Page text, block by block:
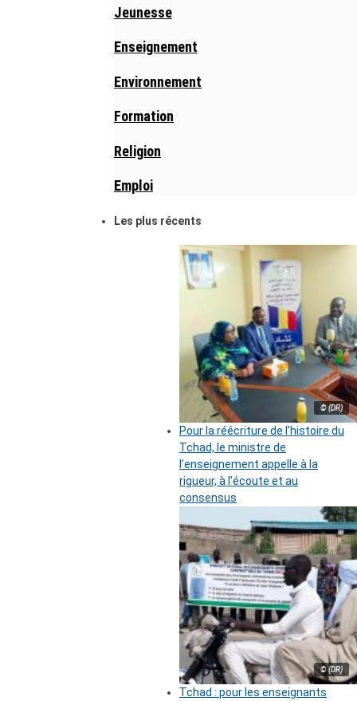
Jeunesse
Enseignement
Environnement
Formation
Religion
Emploi
Les plus récents
© (DR)
Pour la réécriture de l’histoire du
Tchad, le ministre de
l’enseignement appelle à la
rigueur, à l’écoute et au
consensus
© (DR)
Tchad : pour les enseignants